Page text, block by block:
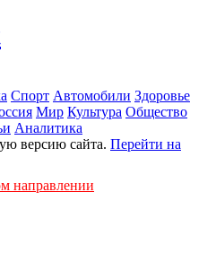
Спорт Автомобили Здоровье
Мир Культура Общество
Аналитика
версию сайта. Перейти на
направлении